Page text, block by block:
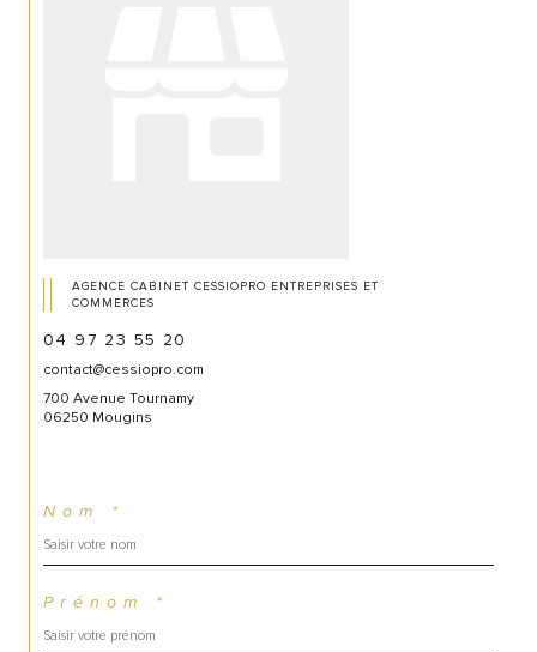
AGENCE CABINET CESSIOPRO ENTREPRISES ET
COMMERCES
04 97 23 55 20
contact@cessiopro.com
700 Avenue Tournamy
06250 Mougins
Nom *
Prénom *